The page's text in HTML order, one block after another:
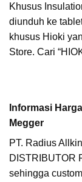
Khusus
diunduh ke
khusus Hioki
Store. Cari
Informasi
Megger
PT. Radius
DISTRIBUTOR
sehingga